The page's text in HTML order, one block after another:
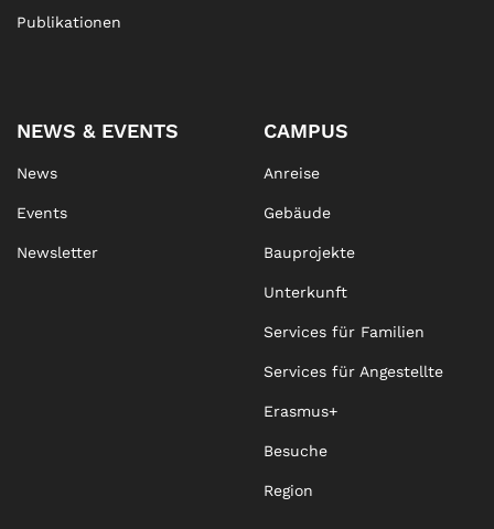
Publikationen
NEWS & EVENTS
News
Events
Newsletter
CAMPUS
Anreise
Gebäude
Bauprojekte
Unterkunft
Services für Familien
Services für Angestellte
Erasmus+
Besuche
Region